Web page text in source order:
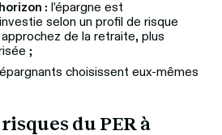
: l’épargne est
selon un profil de risque
de la retraite, plus
;
choisissent eux-mêmes
du PER à